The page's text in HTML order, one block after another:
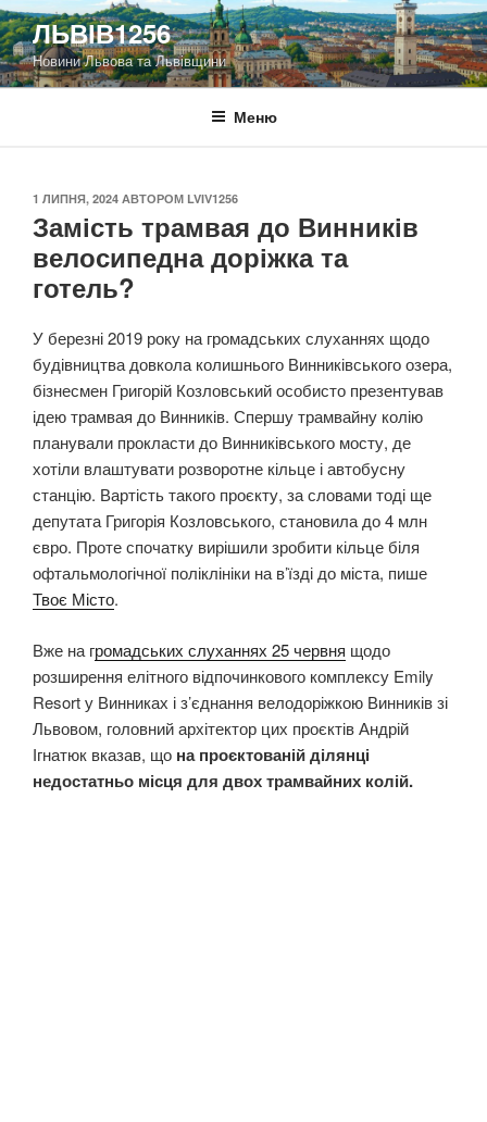
Перейти
до
вмісту
ЛЬВІВ1256
Новини Львова та Львівщини
Меню
ОПУБЛІКОВАНО
1 ЛИПНЯ, 2024 АВТОРОМ LVIV1256
Замість трамвая до Винників
велосипедна доріжка та
готель?
У березні 2019 року на громадських слуханнях щодо
будівництва довкола колишнього Винниківського озера,
бізнесмен Григорій Козловський особисто презентував
ідею трамвая до Винників. Спершу трамвайну колію
планували прокласти до Винниківського мосту, де
хотіли влаштувати розворотне кільце і автобусну
станцію. Вартість такого проєкту, за словами тоді ще
депутата Григорія Козловського, становила до 4 млн
євро. Проте спочатку вирішили зробити кільце біля
офтальмологічної поліклініки на в’їзді до міста, пише
Твоє Місто.
Вже на громадських слуханнях 25 червня щодо
розширення елітного відпочинкового комплексу Emily
Resort у Винниках і з’єднання велодоріжкою Винників зі
Львовом, головний архітектор цих проєктів Андрій
Ігнатюк вказав, що на проєктованій ділянці
недостатньо місця для двох трамвайних колій.